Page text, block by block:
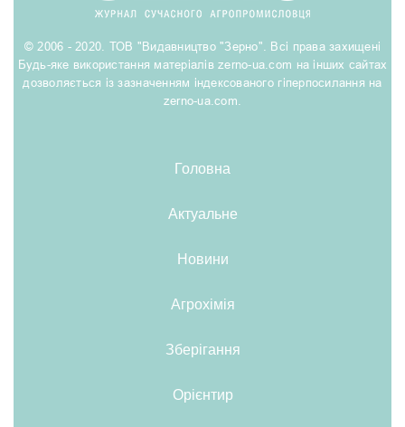
© 2006 - 2020. ТОВ "Видавництво "Зерно". Всі права захищені
Будь-яке використання матеріалів zerno-ua.com на інших сайтах
дозволяється із зазначенням індексованого гіперпосилання на
zerno-ua.com.
Головна
Актуальне
Новини
Агрохімія
Зберігання
Орієнтир